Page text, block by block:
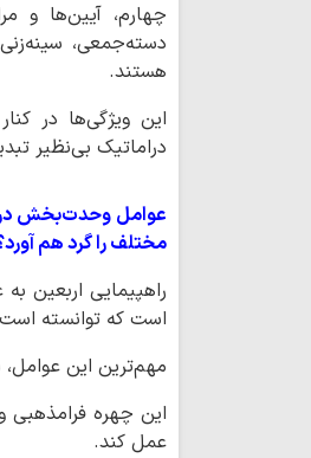
چهارم، آیین‌ها و
دسته‌جمعی،
هستند.
این ویژگی‌ها در
دراماتیک بی‌نظیر
عوامل وحدت‌بخش در
مختلف را گرد هم
راهپیمایی اربعین
است که توانسته
مهم‌ترین این
این چهره فرامذهبی
عمل کند.